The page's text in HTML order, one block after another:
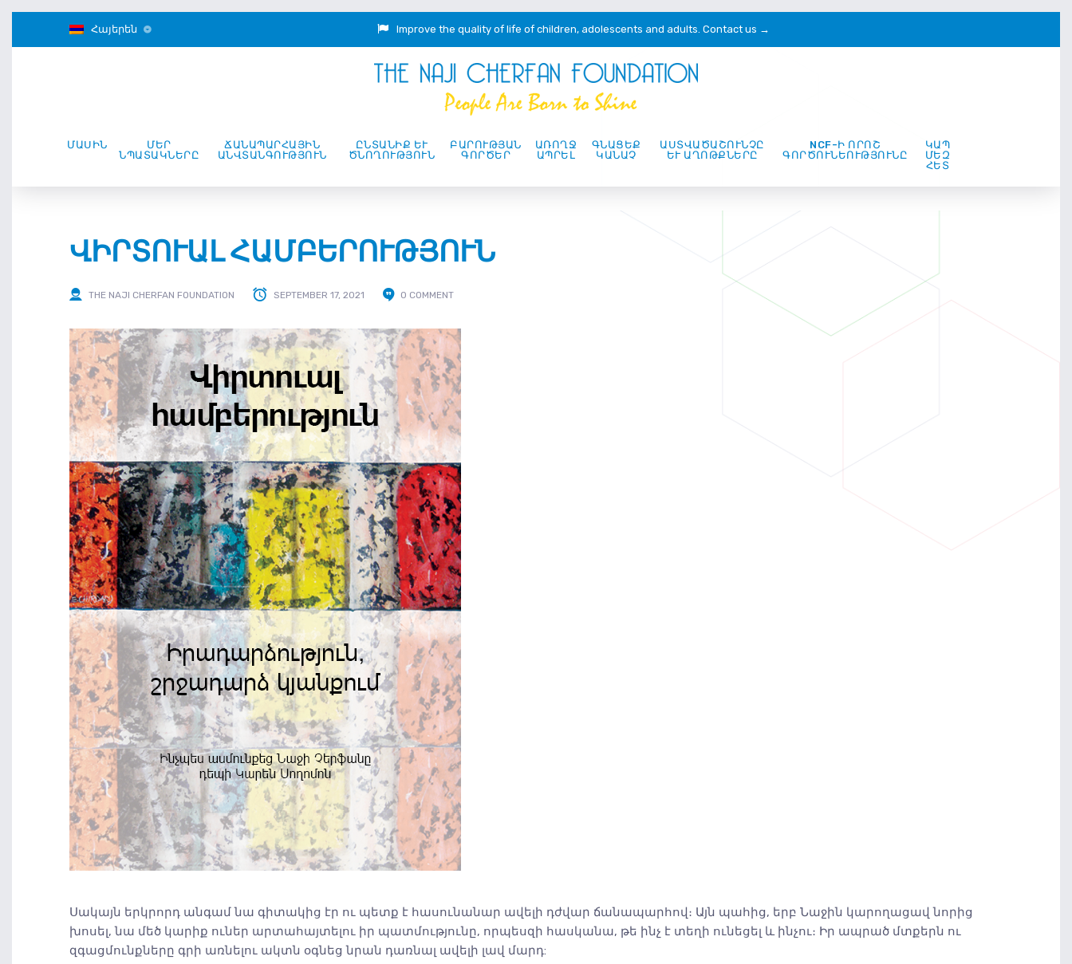
Հայերեն Improve the quality of life of children, adolescents and adults.Contact us →
ՄԱՍԻՆ
ՄԵՐ
ՆՊԱՏԱԿՆԵՐԸ
ՃԱՆԱՊԱՐՀԱՅԻՆ
ԱՆՎՏԱՆԳՈՒԹՅՈՒՆ
ԸՆՏԱՆԻՔ ԵՒ Ծ
ՆՈՂՈՒԹՅՈՒՆ
ԲԱՐՈՒԹՅԱՆ
ԳՈՐԾԵՐ
ԱՌՈՂՋ
ԱՊՐԵԼ
ԳՆԱՑԵՔ
ԿԱՆԱՉ
ԱՍՏՎԱԾԱՇՈՒՆՉԸ
ԵՒ ԱՂՈԹՔՆԵՐԸ
NCF-Ի ՈՐՈՇ
ԳՈՐԾՈՒՆԵՈՒԹՅՈՒՆԸ
ԿԱՊ
ՄԵԶ
ՀԵՏ
ՎԻՐՏՈՒԱԼ ՀԱՄԲԵՐՈՒԹՅՈՒՆ
THE NAJI CHERFAN FOUNDATION SEPTEMBER 17, 2021 0 COMMENT
Սակայն երկրորդ անգամ նա գիտակից էր ու պետք է հասունանար ավելի դժվար ճանապարհով։ Այն պահից, երբ Նաջին կարողացավ նորից
խոսել, նա մեծ կարիք ուներ արտահայտելու իր պատմությունը, որպեսզի հասկանա, թե ինչ է տեղի ունեցել և ինչու։ Իր ապրած մտքերն ու
զգացմունքները գրի առնելու ակտն օգնեց նրան դառնալ ավելի լավ մարդ: